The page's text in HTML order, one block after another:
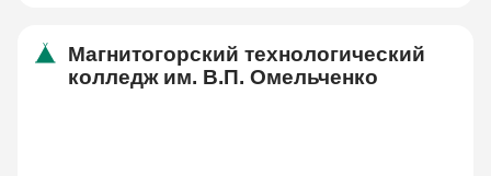
Магнитогорский технологический
колледж им. В.П. Омельченко